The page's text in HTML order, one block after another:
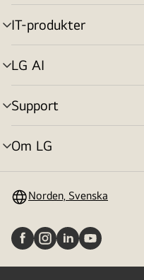
IT-produkter
menyväxling
LG AI
menyväxling
Support
menyväxling
Om LG
menyväxling
Norden, Svenska